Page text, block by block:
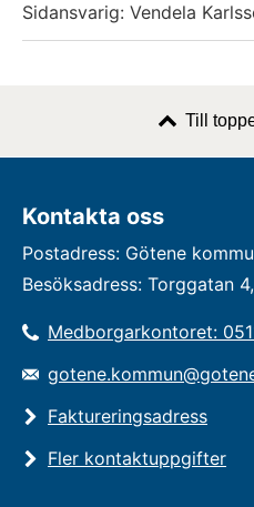
Sidansvarig: Vendela
Till
Kontakta oss
Postadress: Götene
Besöksadress: Torggatan
Medborgarkontoret:
Faktureringsadress
Fler kontaktuppgifter